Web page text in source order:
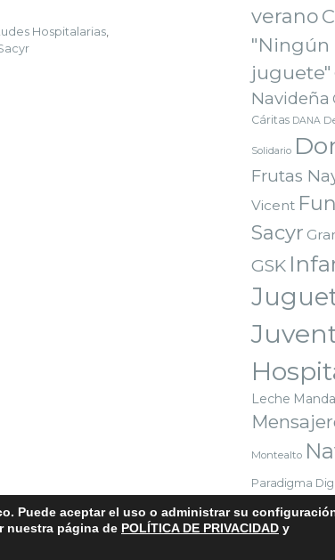
Hospitalarias,
verano
"Ningún
juguete"
Navideña
Cáritas DANA
Solidario
Frutas
Vicent
Sacyr
GSK
Leche
Montealto
Paradigma
Red
Reyes
Puede aceptar el uso o administrar su
nuestra página de POLÍTICA DE PRIVACIDAD y